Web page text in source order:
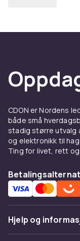
CDON er Nordens
både små
stadig større utvalg
og elektronikk til
Ting for livet, rett
Hjelp og